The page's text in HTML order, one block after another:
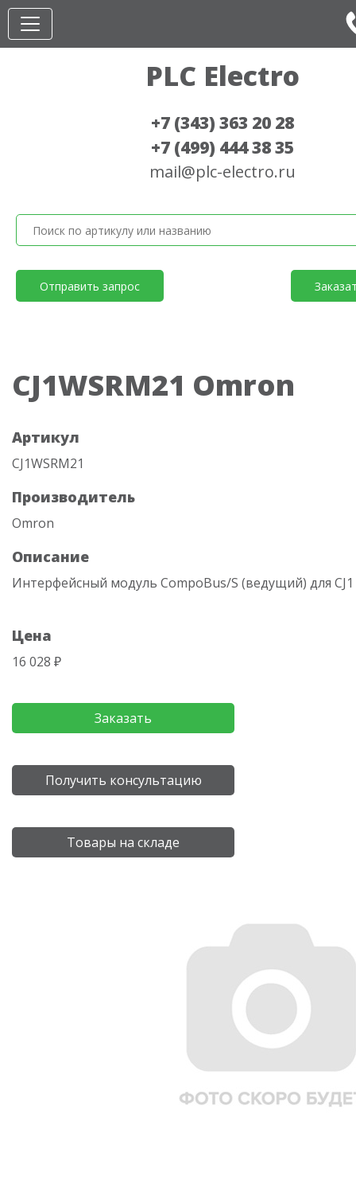
PLC Electro
+7 (343) 363 20 28
+7 (499) 444 38 35
mail@plc-electro.ru
Отправить запрос
CJ1WSRM21 Omron
Артикул
CJ1WSRM21
Производитель
Omron
Описание
Интерфейсный модуль CompoBus/S (ведущий) для CJ1
Цена
16 028 ₽
Заказать
Получить консультацию
Товары на складе